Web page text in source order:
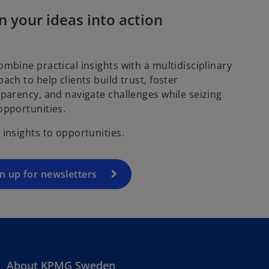
your ideas into action
practical insights with a multidisciplinary
to help clients build trust, foster
and navigate challenges while seizing
insights to opportunities.
up for newsletters
About KPMG Sweden